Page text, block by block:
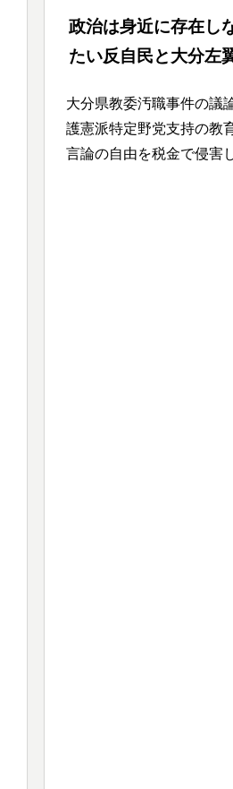
政治は身近に存在し
たい反自民と大分左
大分県教委汚職事件の議
護憲派特定野党支持の教
言論の自由を税金で侵害